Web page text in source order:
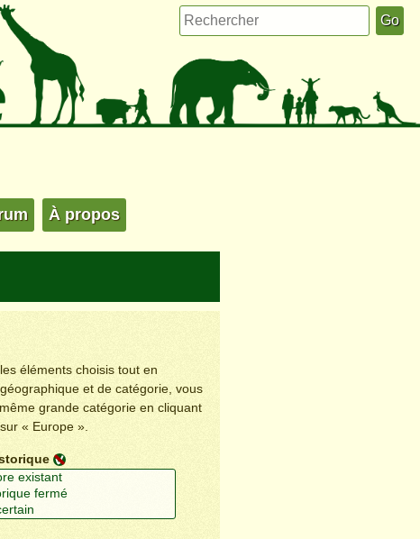
À propos
éléments choisis tout en
et de catégorie, vous
grande catégorie en cliquant
« Europe ».